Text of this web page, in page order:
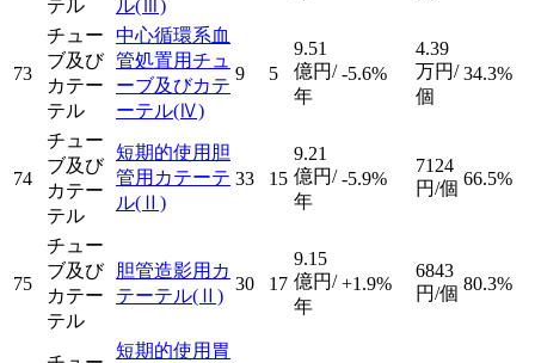
テル
ル(Ⅲ)
73
チュー
ブ及び
カテー
テル
中心循環系血
管処置用チュ
ーブ及びカテ
ーテル(Ⅳ)
9 5
9.51
億円/
年
-5.6%
4.39
万円/
個
34.3%
74
チュー
ブ及び
カテー
テル
短期的使用胆
管用カテーテ
ル(Ⅱ)
33 15
9.21
億円/
年
-5.9%
7124
円/個 66.5%
75
チュー
ブ及び
カテー
テル
胆管造影用カ
テーテル(Ⅱ)
30 17
9.15
億円/
年
+1.9%
6843
円/個 80.3%
短期的使用胃